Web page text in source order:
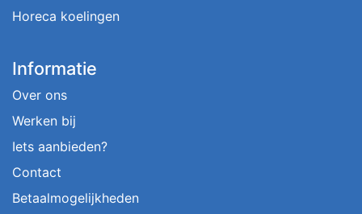
Horeca koelingen
Informatie
Over ons
Werken bij
Iets aanbieden?
Contact
Betaalmogelijkheden